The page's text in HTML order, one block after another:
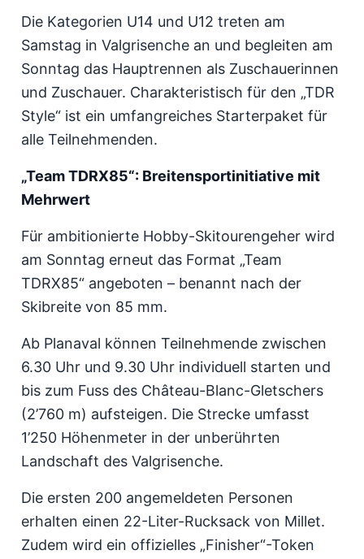
Die Kategorien U14 und U12 treten am
Samstag in Valgrisenche an und begleiten am
Sonntag das Hauptrennen als Zuschauerinnen
und Zuschauer. Charakteristisch für den „TDR
Style“ ist ein umfangreiches Starterpaket für
alle Teilnehmenden.
„Team TDRX85“: Breitensportinitiative mit
Mehrwert
Für ambitionierte Hobby-Skitourengeher wird
am Sonntag erneut das Format „Team
TDRX85“ angeboten – benannt nach der
Skibreite von 85 mm.
Ab Planaval können Teilnehmende zwischen
6.30 Uhr und 9.30 Uhr individuell starten und
bis zum Fuss des Château-Blanc-Gletschers
(2’760 m) aufsteigen. Die Strecke umfasst
1’250 Höhenmeter in der unberührten
Landschaft des Valgrisenche.
Die ersten 200 angemeldeten Personen
erhalten einen 22-Liter-Rucksack von Millet.
Zudem wird ein offizielles „Finisher“-Token